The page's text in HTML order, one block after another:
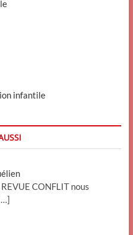
infantile
CONFLIT nous